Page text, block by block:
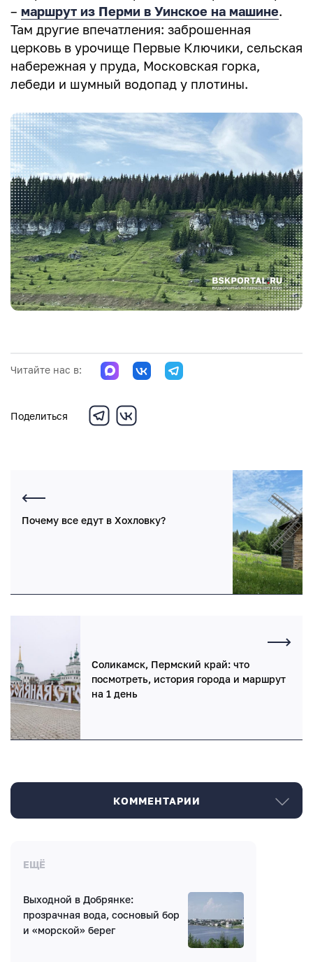
– маршрут из Перми в Уинское на машине.
Там другие впечатления: заброшенная
церковь в урочище Первые Ключики, сельская
набережная у пруда, Московская горка,
лебеди и шумный водопад у плотины.
Читайте нас в:
Поделиться
Почему все едут в Хохловку?
Соликамск, Пермский край: что
посмотреть, история города и маршрут
на 1 день
КОММЕНТАРИИ
Нет комментариев
ЕЩЁ
Выходной в Добрянке:
прозрачная вода, сосновый бор
и «морской» берег